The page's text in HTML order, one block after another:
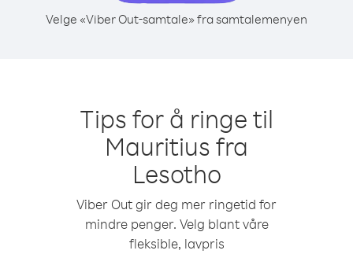
Velge «Viber Out-samtale» fra samtalemenyen
Tips for å ringe til
Mauritius fra
Lesotho
Viber Out gir deg mer ringetid for
mindre penger. Velg blant våre
fleksible, lavpris